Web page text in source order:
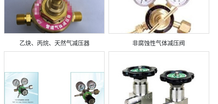
乙炔、丙烷、天然气减压器 非腐蚀性气体减压阀